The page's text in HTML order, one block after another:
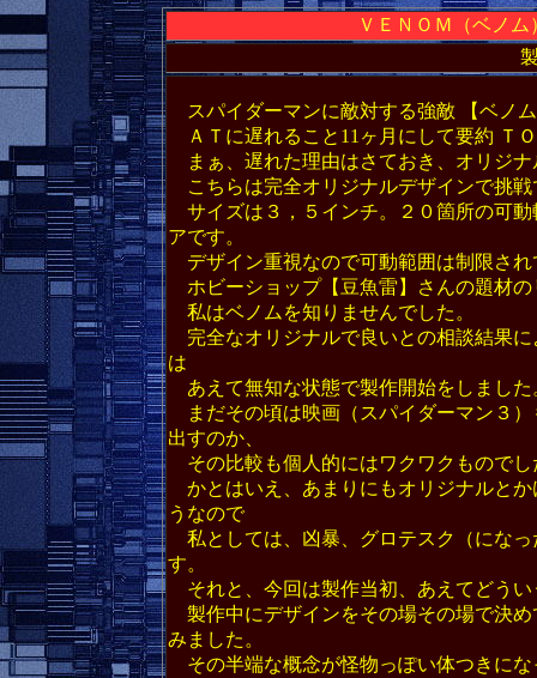
ＶＥＮＯＭ（ベノ
スパイダーマンに敵対する強敵 【ベノ
ＡＴに遅れること11ヶ月にして要約 Ｔ
まぁ、遅れた理由はさておき、オリジ
こちらは完全オリジナルデザインで挑戦
サイズは３，５インチ。２０箇所の可
アです。
デザイン重視なので可動範囲は制限さ
ホビーショップ【豆魚雷】さんの題材
私はベノムを知りませんでした。
完全なオリジナルで良いとの相談結果
は
あえて無知な状態で製作開始をしました
まだその頃は映画（スパイダーマン３
出すのか、
その比較も個人的にはワクワクものでし
かとはいえ、あまりにもオリジナルと
うなので
私としては、凶暴、グロテスク（にな
す。
それと、今回は製作当初、あえてどう
製作中にデザインをその場その場で決
みました。
その半端な概念が怪物っぽい体つきにな